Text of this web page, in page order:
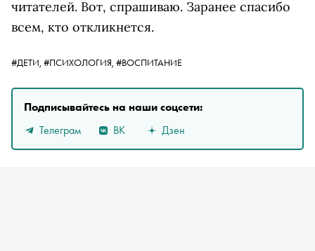
читателей. Вот, спрашиваю. Заранее спасибо
всем, кто откликнется.
#ДЕТИ, #ПСИХОЛОГИЯ, #ВОСПИТАНИЕ
Подписывайтесь на наши соцсети:
Телеграм
ВК Дзен